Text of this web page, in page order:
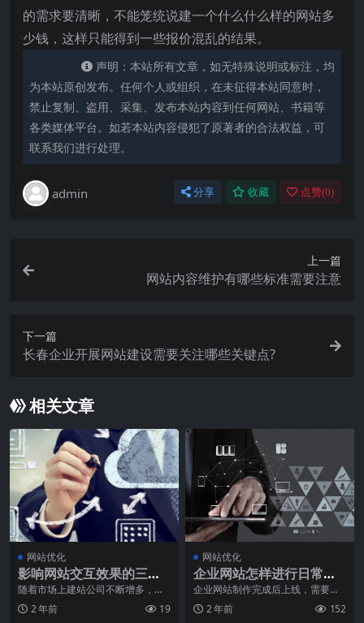
的需求要清晰，不能笼统说建一个什么什么样的网站多
少钱，这样只能得到一些报价混乱的结果。
声明：本站所有文章，如无特殊说明或标注，均
为本站原创发布。任何个人或组织，在未征得本站同意时，
禁止复制、盗用、采集、发布本站内容到任何网站、书籍等
各类媒体平台。如若本站内容侵犯了原著者的合法权益，可
联系我们进行处理。
admin 分享 收藏 点赞(0)
上一篇
网站内容维护有哪些标准需要注意
下一篇
长春企业开展网站建设需要关注哪些关键点?
相关文章
网站优化
影响网站交互效果的三要
素
随着市场上建站公司不断增多，一
个简单的网站已经不能满足用户及
市场的需求了，越来越
2 年前 19
网站优化
企业网站怎样进行日常维
护？
企业网站制作完成后上线，需要有
人负责网站的更新和维护，以确保
网站的正常运行和持续
2 年前 152